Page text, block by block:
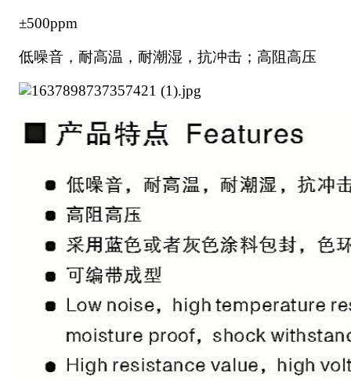
±500ppm
低噪音，耐高温，耐潮湿，抗冲击；高阻高压